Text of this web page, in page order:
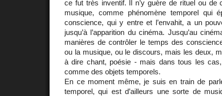
ce fut très inventif. Il n’y guère de rituel ou de
musique, comme phénomène temporel qui
conscience, qui y entre et l’envahit, a un
jusqu’à l’apparition du cinéma. Jusqu’au
manières de contrôler le temps des
ou la musique, ou le discours, mais les deux,
à dire chant, poésie - mais dans tous les
comme des objets temporels.
En ce moment même, je suis en train de
temporel, qui est d’ailleurs une sorte de